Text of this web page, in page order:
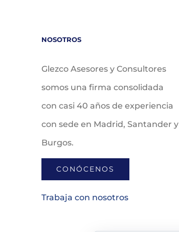
NOSOTROS
Glezco Asesores y Consultores
somos una firma consolidada
con casi 40 años de experiencia
con sede en Madrid, Santander y
Burgos.
CONÓCENOS
Trabaja con nosotros